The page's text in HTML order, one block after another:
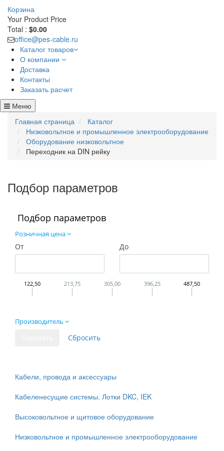
Корзина
Your Product Price
Total : $0.00
office@pes-cable.ru
Каталог товаров
О компании
Доставка
Контакты
Заказать расчет
Меню
Главная страница
Каталог
Низковольтное и промышленное электрооборудование
Оборудование низковольтное
Переходник на DIN рейку
Подбор параметров
Подбор параметров
Розничная цена
От До
122,50 213,75 305,00 396,25 487,50
Производитель
Кабели, провода и аксессуары
Кабеленесущие системы. Лотки DKC, IEK
Высоковольтное и щитовое оборудование
Низковольтное и промышленное электрооборудование